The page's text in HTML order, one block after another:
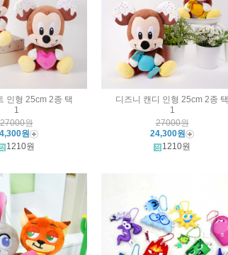
인형 25cm 2종 택
1
27000원
원
1210원
디즈니 캔디 인형 25cm 2종 택
1
27000원
24,300원
1210원